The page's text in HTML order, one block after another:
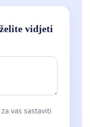
vidjeti
vas sastaviti